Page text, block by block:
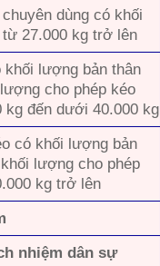
dùng có khối
27.000 kg trở lên
khối lượng bản thân
cho phép kéo
kg đến dưới 40.000 kg
có khối lượng bản
lượng cho phép
kg trở lên
nhiệm dân sự